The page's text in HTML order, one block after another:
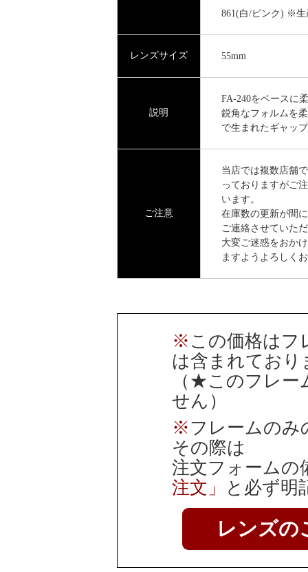
861(白/ピンク) ※生
レンズサイズ 55mm
説明
FA-240をベースに
鋭角なフォルムを
で生まれたギャッ
ご注意
当店では複数店舗
っておりますがご
います。
在庫数の更新が間
ご連絡させていた
大変ご迷惑をおか
ますようよろしく
※ この価格はフ
は含まれており
（★このフレー
せん）
※フレームのみ
その際は
注文フォームの
注文」
と必ず明
レンズの